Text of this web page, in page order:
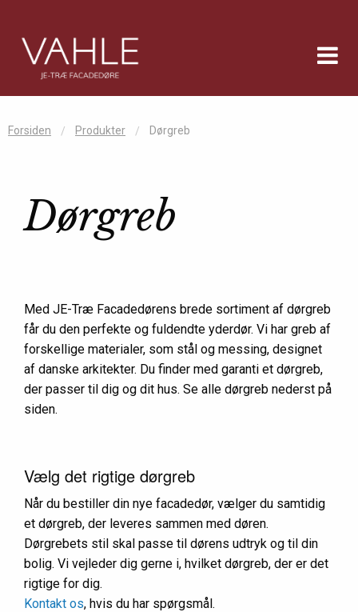
Forsiden Produkter Dørgreb
Dørgreb
Med JE-Træ Facadedørens brede sortiment af dørgreb
får du den perfekte og fuldendte yderdør. Vi har greb af
forskellige materialer, som stål og messing, designet
af danske arkitekter. Du finder med garanti et dørgreb,
der passer til dig og dit hus. Se alle dørgreb nederst på
siden.
Vælg det rigtige dørgreb
Når du bestiller din nye facadedør, vælger du samtidig
et dørgreb, der leveres sammen med døren.
Dørgrebets stil skal passe til dørens udtryk og til din
bolig. Vi vejleder dig gerne i, hvilket dørgreb, der er det
rigtige for dig.
Kontakt os, hvis du har spørgsmål.